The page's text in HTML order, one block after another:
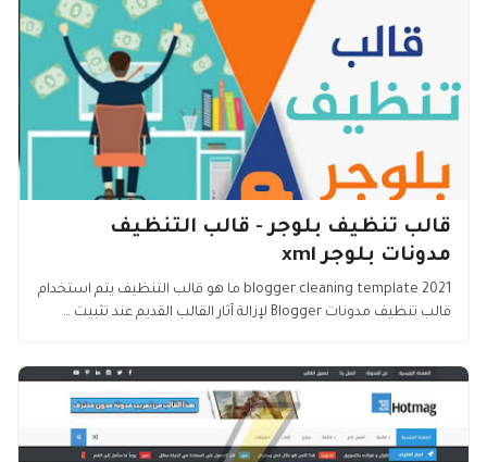
قالب تنظيف بلوجر - قالب التنظيف
مدونات بلوجر xml
blogger cleaning template 2021 ما هو قالب التنظيف يتم استخدام
قالب تنظيف مدونات Blogger لإزالة آثار القالب القديم عند تثبيت …